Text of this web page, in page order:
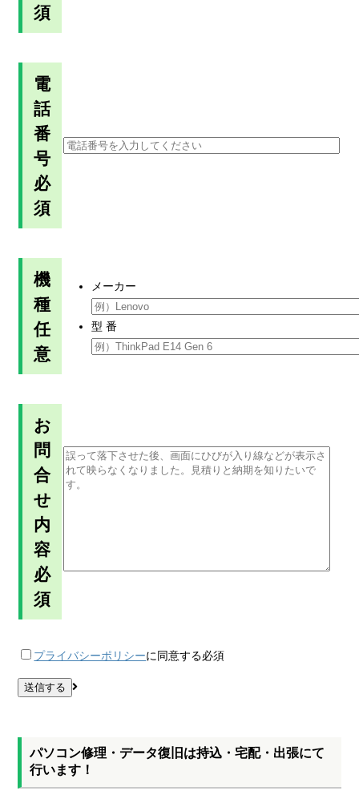
須
電
話
番
号
必
須
機
種
任
意
メーカー
型 番
お
問
合
せ
内
容
必
須
プライバシーポリシーに同意する必須
パソコン修理・データ復旧は持込・宅配・出張にて
行います！